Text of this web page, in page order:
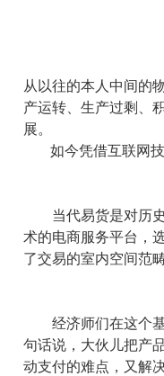
从以往的本人中间的
产运转、生产过剩、
展。
如今凭借互联网技
当代易货是对历史
术的电商服务平台，
了交易的室内空间范
经济师们在这个基
句话说，大伙儿把产
动支付的难点，又解